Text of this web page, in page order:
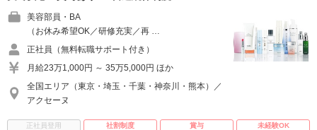
美容部員・BA
（お休み希望OK／研修充実／再 …
正社員（無料転職サポート付き）
月給23万1,000円 ～ 35万5,000円 ほか
全国エリア（東京・埼玉・千葉・神奈川・熊本）／
アクセーヌ
正社員登用 社割制度 賞与
未経験OK